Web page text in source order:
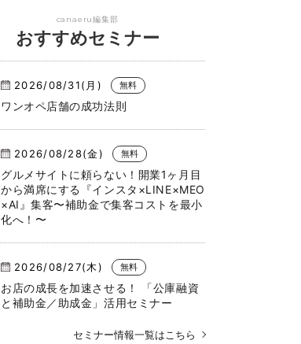
canaeru編集部
おすすめセミナー
2026/08/31(月) 無料
ワンオペ店舗の成功法則
2026/08/28(金) 無料
グルメサイトに頼らない！開業1ヶ月目
から満席にする『インスタ×LINE×MEO
×AI』集客〜補助金で集客コストを最小
化へ！〜
2026/08/27(木) 無料
お店の成長を加速させる！ 「公庫融資
と補助金／助成金」活用セミナー
セミナー情報一覧はこちら